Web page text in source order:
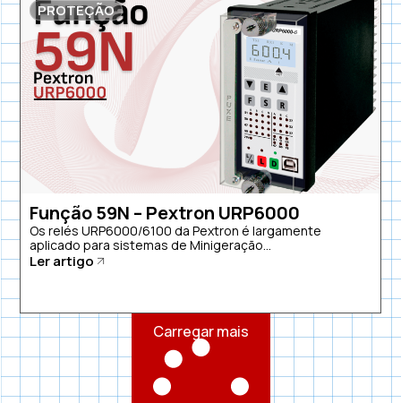
PROTEÇÃO
Função 59N – Pextron URP6000
Os relés URP6000/6100 da Pextron é largamente
aplicado para sistemas de Minigeração...
Ler artigo
Carregar mais